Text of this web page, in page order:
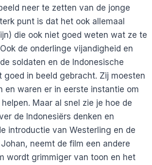
neer te zetten van de jonge
punt is dat het ook allemaal
die ook niet goed weten wat ze te
de onderlinge vijandigheid en
soldaten en de Indonesische
goed in beeld gebracht. Zij moesten
en waren er in eerste instantie om
Maar al snel zie je hoe de
de Indonesiërs denken en
introductie van Westerling en de
neemt de film een andere
wordt grimmiger van toon en het